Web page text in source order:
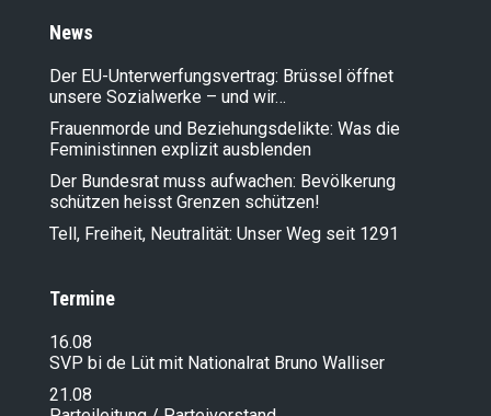
News
Der EU-Unterwerfungsvertrag: Brüssel öffnet
unsere Sozialwerke – und wir…
Frauenmorde und Beziehungsdelikte: Was die
Feministinnen explizit ausblenden
Der Bundesrat muss aufwachen: Bevölkerung
schützen heisst Grenzen schützen!
Tell, Freiheit, Neutralität: Unser Weg seit 1291
Termine
16.08
SVP bi de Lüt mit Nationalrat Bruno Walliser
21.08